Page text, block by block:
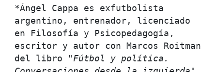
*Ángel Cappa es exfutbolista
argentino, entrenador, licenciado
en Filosofía y Psicopedagogía,
escritor y autor con Marcos Roitman
del libro " Fútbol y política.